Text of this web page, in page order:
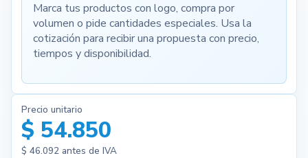
Marca tus productos con logo, compra por
volumen o pide cantidades especiales. Usa la
cotización para recibir una propuesta con precio,
tiempos y disponibilidad.
Precio unitario
$ 54.850
$ 46.092antes de IVA